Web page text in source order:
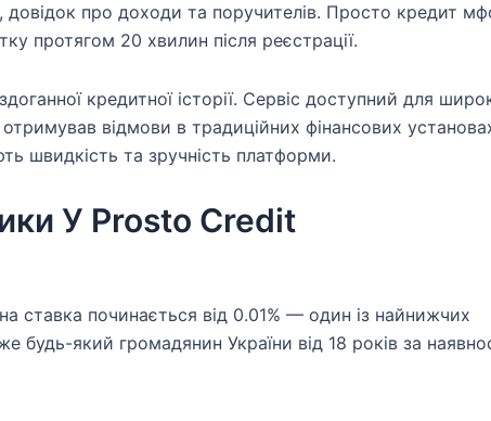
довідок про доходи та поручителів. Просто кредит
протягом 20 хвилин після реєстрації.
кредитної історії. Сервіс доступний для
відмови в традиційних фінансових
швидкість та зручність платформи.
У Prosto Credit
ставка починається від 0.01% — один із найнижчих
будь-який громадянин України від 18 років за